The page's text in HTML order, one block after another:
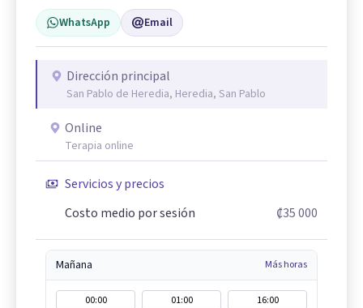
WhatsApp Email
Dirección principal
San Pablo de Heredia, Heredia, San Pablo
Online
Terapia online
Servicios y precios
Costo medio por sesión
₡35 000
Mañana Más horas
00:00 01:00
16:00